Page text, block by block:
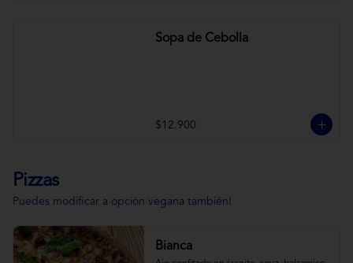
Sopa de Cebolla
$12.900
Pizzas
Puedes modificar a opción vegana también!
Bianca